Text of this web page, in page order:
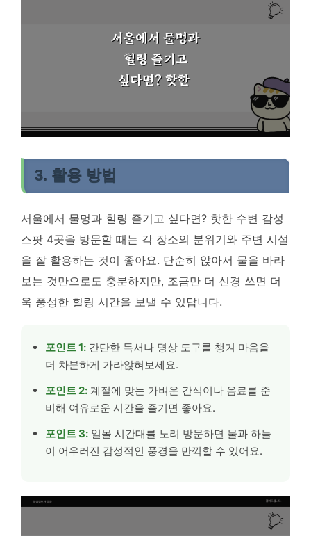
3. 활용 방법
서울에서 물멍과 힐링 즐기고 싶다면? 핫한 수변 감성
스팟 4곳을 방문할 때는 각 장소의 분위기와 주변 시설
을 잘 활용하는 것이 좋아요. 단순히 앉아서 물을 바라
보는 것만으로도 충분하지만, 조금만 더 신경 쓰면 더
욱 풍성한 힐링 시간을 보낼 수 있답니다.
포인트 1: 간단한 독서나 명상 도구를 챙겨 마음을
더 차분하게 가라앉혀보세요.
포인트 2: 계절에 맞는 가벼운 간식이나 음료를 준
비해 여유로운 시간을 즐기면 좋아요.
포인트 3: 일몰 시간대를 노려 방문하면 물과 하늘
이 어우러진 감성적인 풍경을 만끽할 수 있어요.